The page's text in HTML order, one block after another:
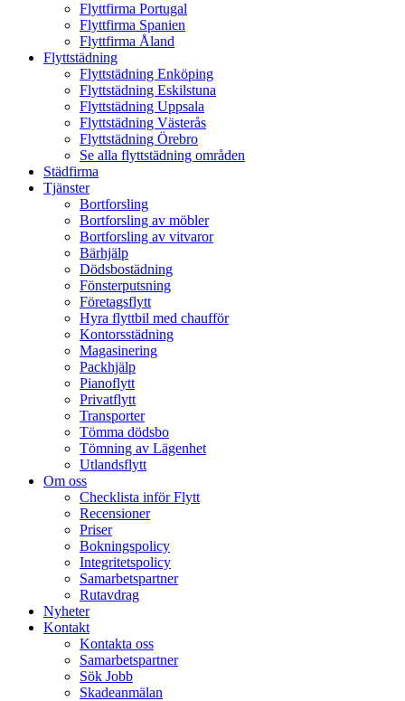
Flyttfirma Portugal
Flyttfirma Spanien
Flyttfirma Åland
Flyttstädning
Flyttstädning Enköping
Flyttstädning Eskilstuna
Flyttstädning Uppsala
Flyttstädning Västerås
Flyttstädning Örebro
Se alla flyttstädning områden
Städfirma
Tjänster
Bortforsling
Bortforsling av möbler
Bortforsling av vitvaror
Bärhjälp
Dödsbostädning
Fönsterputsning
Företagsflytt
Hyra flyttbil med chaufför
Kontorsstädning
Magasinering
Packhjälp
Pianoflytt
Privatflytt
Transporter
Tömma dödsbo
Tömning av Lägenhet
Utlandsflytt
Om oss
Checklista inför Flytt
Recensioner
Priser
Bokningspolicy
Integritetspolicy
Samarbetspartner
Rutavdrag
Nyheter
Kontakt
Kontakta oss
Samarbetspartner
Sök Jobb
Skadeanmälan